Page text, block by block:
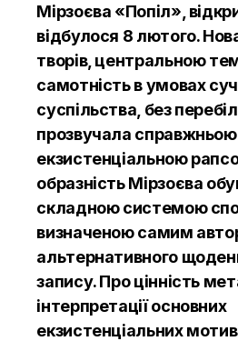
Мірзоєва «Попіл»,
відбулося 8 лютого.
творів, центральною
самотність в умовах
суспільства, без
прозвучала справжньою
екзистенціальною
образність Мірзоєва
складною системою
визначеною самим
альтернативного
запису. Про цінність
інтерпретації основних
екзистенціальних